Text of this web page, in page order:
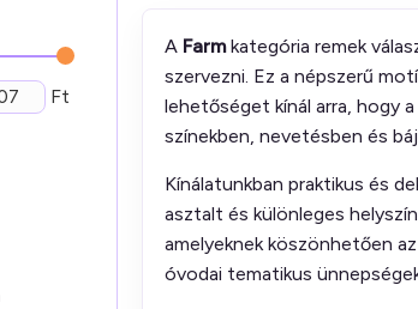
Ft
A Farmkategória remek
szervezni. Ez a népszerű
lehetőséget kínál arra, hogy
színekben, nevetésben és
Kínálatunkban praktikus és
asztalt és különleges
amelyeknek köszönhetően
óvodai tematikus